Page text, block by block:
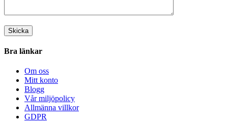
Bra länkar
Om oss
Mitt konto
Blogg
Vår miljöpolicy
Allmänna villkor
GDPR